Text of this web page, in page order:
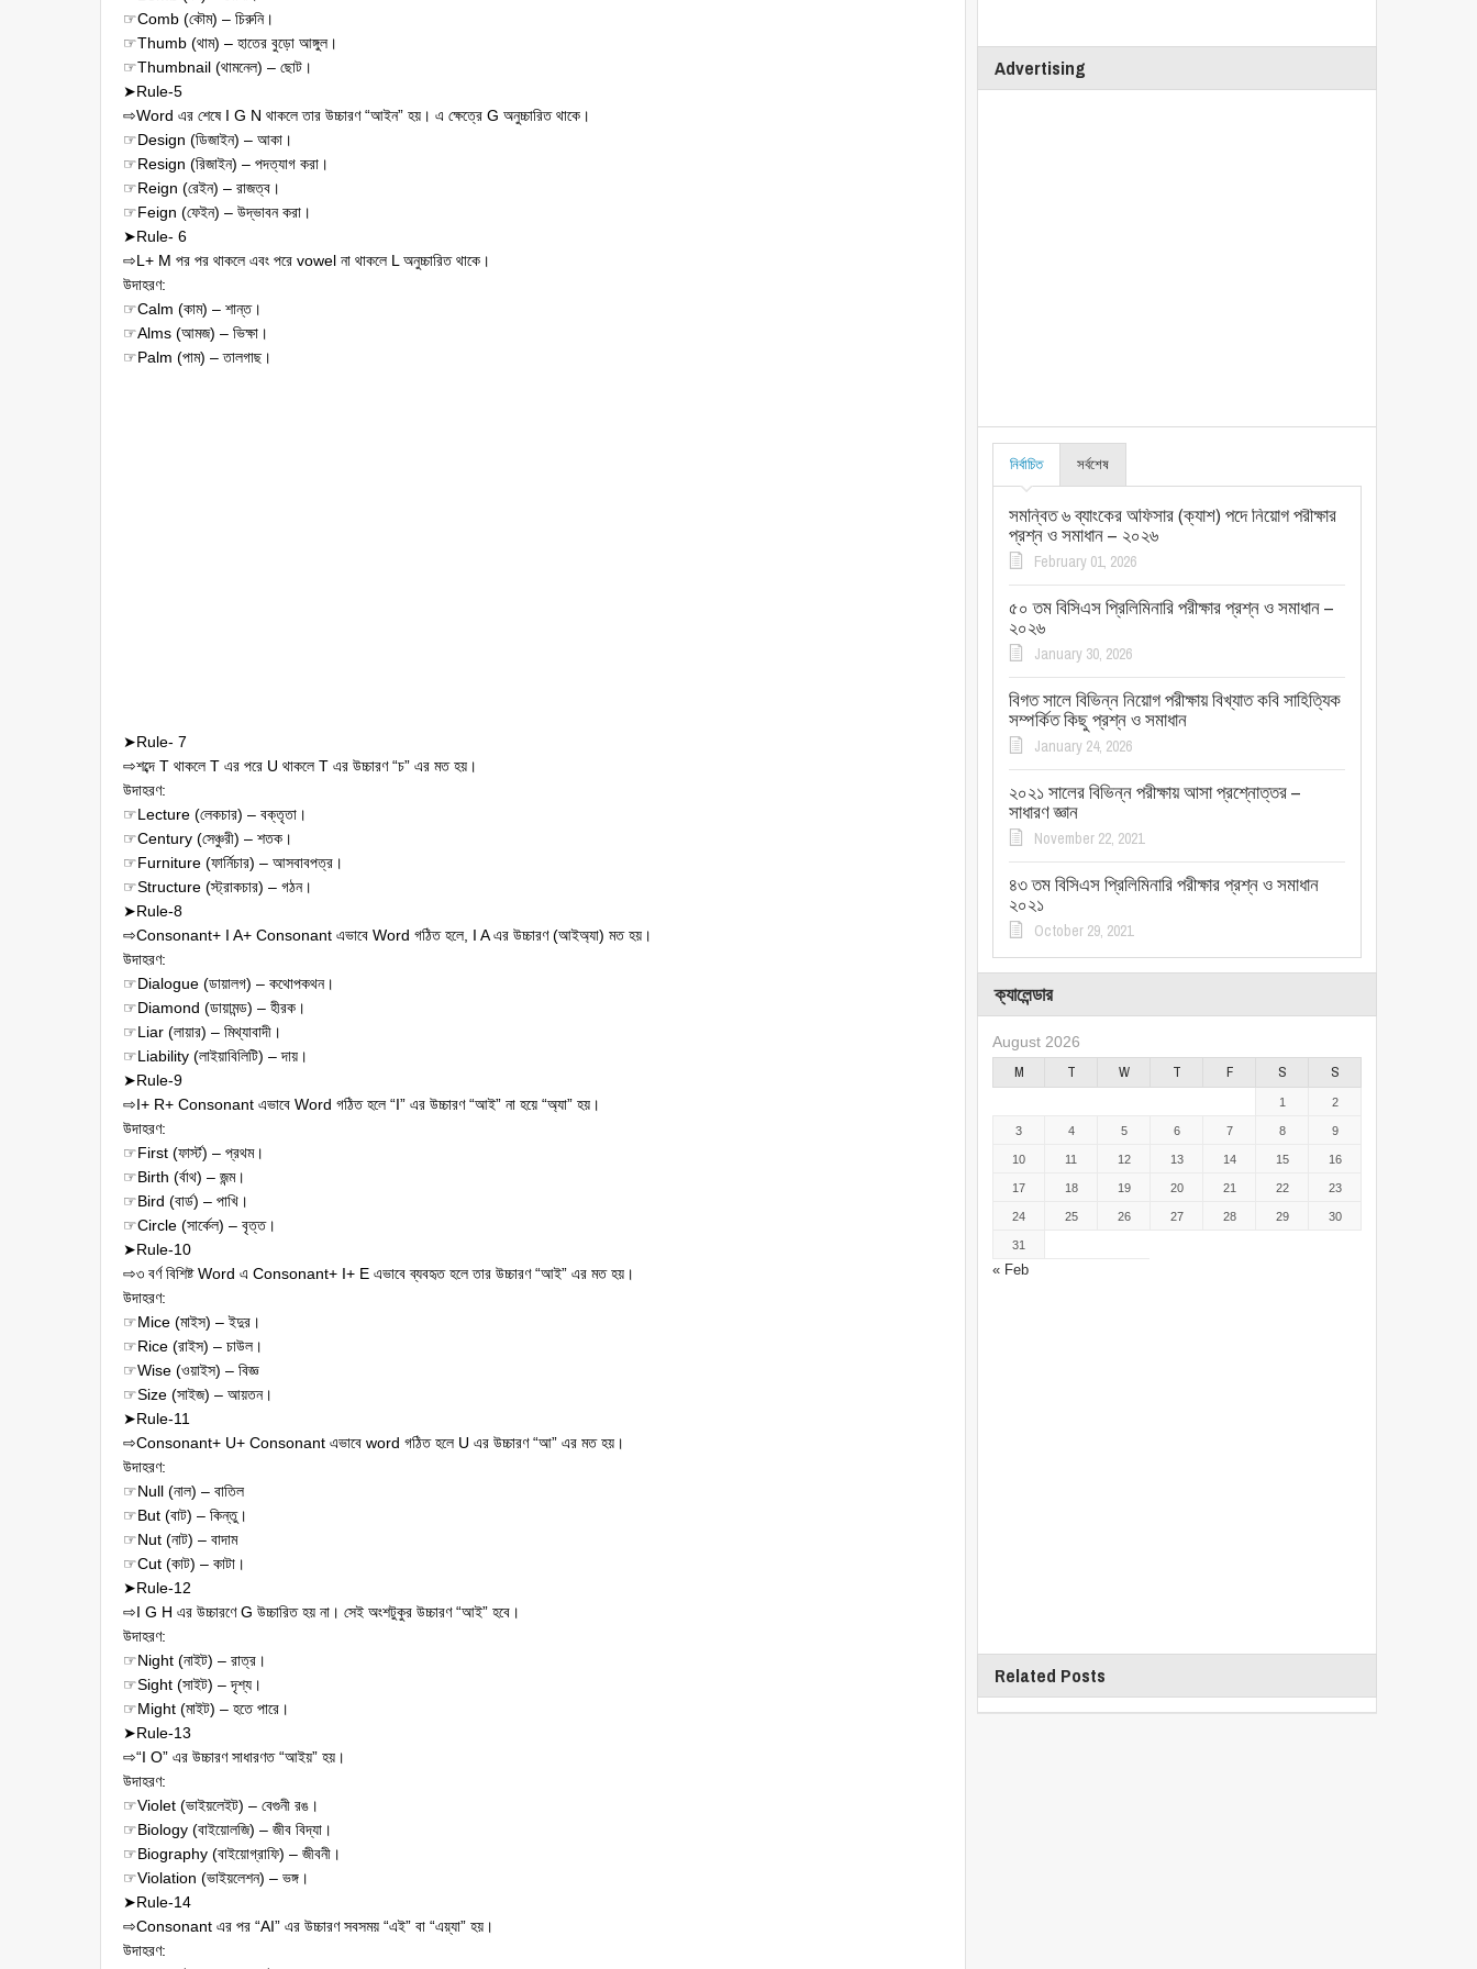
☞Comb (কৌম) – চিরুনি।
☞Thumb (থাম) – হাতের বুড়ো আঙ্গুল।
☞Thumbnail (থামনেল) – ছোট।
➤Rule-5
⇨Word এর শেষে I G N থাকলে তার উচ্চারণ “আইন” হয়। এ ক্ষেত্রে G অনুচ্চারিত থাকে।
☞Design (ডিজাইন) – আকা।
☞Resign (রিজাইন) – পদত্যাগ করা।
☞Reign (রেইন) – রাজত্ব।
☞Feign (ফেইন) – উদ্ভাবন করা।
➤Rule- 6
⇨L+ M পর পর থাকলে এবং পরে vowel না থাকলে L অনুচ্চারিত থাকে।
উদাহরণ:
☞Calm (কাম) – শান্ত।
☞Alms (আমজ) – ভিক্ষা।
☞Palm (পাম) – তালগাছ।
➤Rule- 7
⇨শব্দে T থাকলে T এর পরে U থাকলে T এর উচ্চারণ “চ” এর মত হয়।
উদাহরণ:
☞Lecture (লেকচার) – বক্তৃতা।
☞Century (সেঞ্চুরী) – শতক।
☞Furniture (ফার্নিচার) – আসবাবপত্র।
☞Structure (স্ট্রাকচার) – গঠন।
➤Rule-8
⇨Consonant+ I A+ Consonant এভাবে Word গঠিত হলে, I A এর উচ্চারণ (আইঅ্যা) মত হয়।
উদাহরণ:
☞Dialogue (ডায়ালগ) – কথোপকথন।
☞Diamond (ডায়ামন্ড) – হীরক।
☞Liar (লায়ার) – মিথ্যাবাদী।
☞Liability (লাইয়াবিলিটি) – দায়।
➤Rule-9
⇨I+ R+ Consonant এভাবে Word গঠিত হলে “I” এর উচ্চারণ “আই” না হয়ে “অ্যা” হয়।
উদাহরণ:
☞First (ফার্স্ট) – প্রথম।
☞Birth (র্বাথ) – জন্ম।
☞Bird (বার্ড) – পাখি।
☞Circle (সার্কেল) – বৃত্ত।
➤Rule-10
⇨৩ বর্ণ বিশিষ্ট Word এ Consonant+ I+ E এভাবে ব্যবহৃত হলে তার উচ্চারণ “আই” এর মত হয়।
উদাহরণ:
☞Mice (মাইস) – ইদুর।
☞Rice (রাইস) – চাউল।
☞Wise (ওয়াইস) – বিজ্ঞ
☞Size (সাইজ) – আয়তন।
➤Rule-11
⇨Consonant+ U+ Consonant এভাবে word গঠিত হলে U এর উচ্চারণ “আ” এর মত হয়।
উদাহরণ:
☞Null (নাল) – বাতিল
☞But (বাট) – কিন্তু।
☞Nut (নাট) – বাদাম
☞Cut (কাট) – কাটা।
➤Rule-12
⇨I G H এর উচ্চারণে G উচ্চারিত হয় না। সেই অংশটুকুর উচ্চারণ “আই” হবে।
উদাহরণ:
☞Night (নাইট) – রাত্র।
☞Sight (সাইট) – দৃশ্য।
☞Might (মাইট) – হতে পারে।
➤Rule-13
⇨“I O” এর উচ্চারণ সাধারণত “আইয়” হয়।
উদাহরণ:
☞Violet (ভাইয়লেইট) – বেগুনী রঙ।
☞Biology (বাইয়োলজি) – জীব বিদ্যা।
☞Biography (বাইয়োগ্রাফি) – জীবনী।
☞Violation (ভাইয়লেশন) – ভঙ্গ।
➤Rule-14
⇨Consonant এর পর “AI” এর উচ্চারণ সবসময় “এই” বা “এয়্যা” হয়।
উদাহরণ:
Advertising
নির্বাচিত সর্বশেষ
সমন্বিত ৬ ব্যাংকের অফিসার (ক্যাশ) পদে নিয়োগ পরীক্ষার
প্রশ্ন ও সমাধান – ২০২৬
February 01, 2026
৫০ তম বিসিএস প্রিলিমিনারি পরীক্ষার প্রশ্ন ও সমাধান –
২০২৬
January 30, 2026
বিগত সালে বিভিন্ন নিয়োগ পরীক্ষায় বিখ্যাত কবি সাহিত্যিক
সম্পর্কিত কিছু প্রশ্ন ও সমাধান
January 24, 2026
২০২১ সালের বিভিন্ন পরীক্ষায় আসা প্রশ্নোত্তর –
সাধারণ জ্ঞান
November 22, 2021
৪৩ তম বিসিএস প্রিলিমিনারি পরীক্ষার প্রশ্ন ও সমাধান
২০২১
October 29, 2021
ক্যালেন্ডার
August 2026
M T W T F S S
« Feb
1 2
3 4 5 6 7 8 9
10 11 12 13 14 15 16
17 18 19 20 21 22 23
24 25 26 27 28 29 30
31
Related Posts